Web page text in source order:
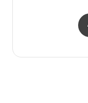
城路）スパーク
(에잇세컨즈 동성